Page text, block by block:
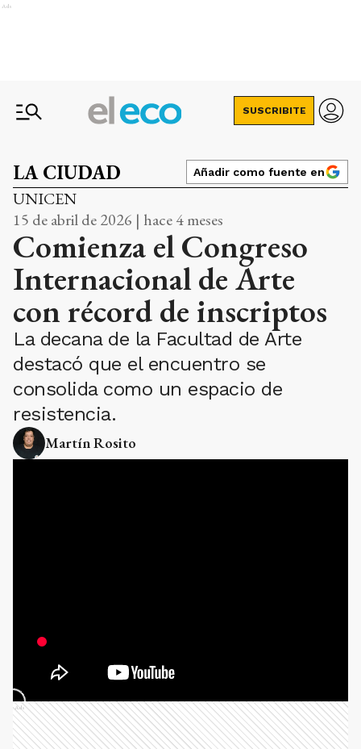
Ads
SUSCRIBITE
LA CIUDAD Añadir como fuente en
UNICEN
15 de abril de 2026 | hace 4 meses
Comienza el Congreso
Internacional de Arte
con récord de inscriptos
La decana de la Facultad de Arte
destacó que el encuentro se
consolida como un espacio de
resistencia.
Martín Rosito
Ads